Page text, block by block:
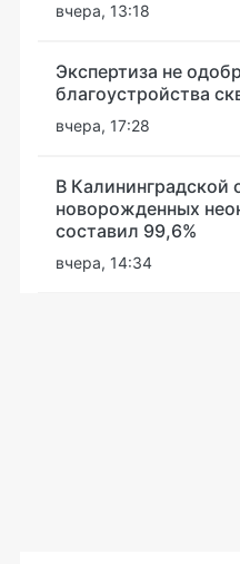
вчера, 13:18
Экспертиза не
благоустройства
вчера, 17:28
В Калининградской
новорожденных
составил 99,6%
вчера, 14:34